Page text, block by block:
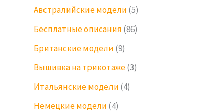
Австралийские модели (5)
Бесплатные описания (86)
Британские модели (9)
Вышивка на трикотаже(3)
Итальянские модели (4)
Немецкие модели (4)